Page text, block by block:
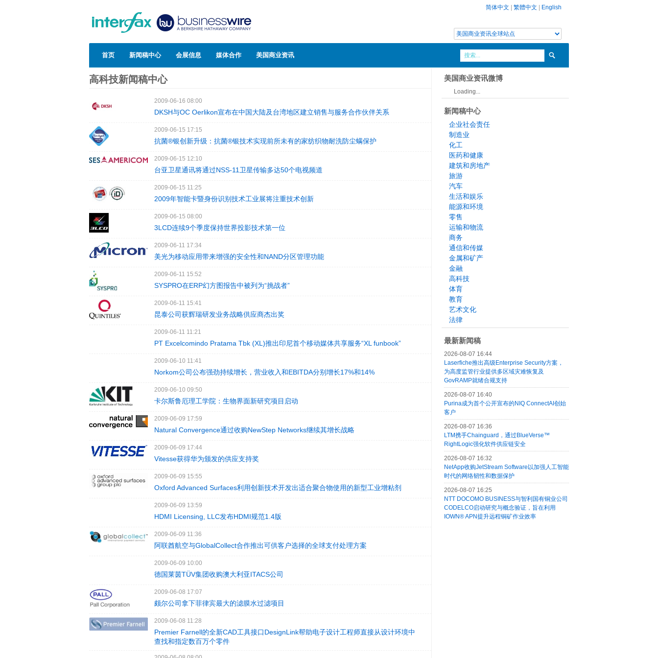
简体中文 繁體中文 English
首页 新闻稿中心 会展信息 媒体合作 美国商业资讯
高科技新闻稿中心
2009-06-16 08:00
DKSH与OC Oerlikon宣布在中国大陆及台湾地区建立销售与服务合作伙伴关系
2009-06-15 17:15
抗菌®银创新升级：抗菌®银技术实现前所未有的家纺织物耐洗防尘螨保护
2009-06-15 12:10
台亚卫星通讯将通过NSS-11卫星传输多达50个电视频道
2009-06-15 11:25
2009年智能卡暨身份识别技术工业展将注重技术创新
2009-06-15 08:00
3LCD连续9个季度保持世界投影技术第一位
2009-06-11 17:34
美光为移动应用带来增强的安全性和NAND分区管理功能
2009-06-11 15:52
SYSPRO在ERP幻方图报告中被列为“挑战者”
2009-06-11 15:41
昆泰公司获辉瑞研发业务战略供应商杰出奖
2009-06-11 11:21
PT Excelcomindo Pratama Tbk (XL)推出印尼首个移动媒体共享服务“XL funbook”
2009-06-10 11:41
Norkom公司公布强劲持续增长，营业收入和EBITDA分别增长17%和14%
2009-06-10 09:50
卡尔斯鲁厄理工学院：生物界面新研究项目启动
2009-06-09 17:59
Natural Convergence通过收购NewStep Networks继续其增长战略
2009-06-09 17:44
Vitesse获得华为颁发的供应支持奖
2009-06-09 15:55
Oxford Advanced Surfaces利用创新技术开发出适合聚合物使用的新型工业增粘剂
2009-06-09 13:59
HDMI Licensing, LLC发布HDMI规范1.4版
2009-06-09 11:36
阿联酋航空与GlobalCollect合作推出可供客户选择的全球支付处理方案
2009-06-09 10:00
德国莱茵TÜV集团收购澳大利亚ITACS公司
2009-06-08 17:07
颇尔公司拿下菲律宾最大的滤膜水过滤项目
2009-06-08 11:28
Premier Farnell的全新CAD工具接口DesignLink帮助电子设计工程师直接从设计环境中
查找和指定数百万个零件
美国商业资讯微博
Loading...
新闻稿中心
企业社会责任
制造业
化工
医药和健康
建筑和房地产
旅游
汽车
生活和娱乐
能源和环境
零售
运输和物流
商务
通信和传媒
金属和矿产
金融
高科技
体育
教育
艺术文化
法律
最新新闻稿
2026-08-07 16:44
Laserfiche推出高级Enterprise Security方案，
为高度监管行业提供多区域灾难恢复及
GovRAMP就绪合规支持
2026-08-07 16:40
Purina成为首个公开宣布的NIQ ConnectAI创始
客户
2026-08-07 16:36
LTM携手Chainguard，通过BlueVerse™
RightLogic强化软件供应链安全
2026-08-07 16:32
NetApp收购JetStream Software以加强人工智能
时代的网络韧性和数据保护
2026-08-07 16:25
NTT DOCOMO BUSINESS与智利国有铜业公司
CODELCO启动研究与概念验证，旨在利用
IOWN® APN提升远程铜矿作业效率